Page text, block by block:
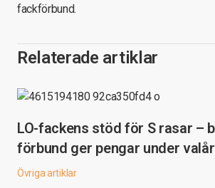
fackförbund.
Relaterade artiklar
LO-fackens stöd för S rasar –
förbund ger pengar under
Övriga artiklar